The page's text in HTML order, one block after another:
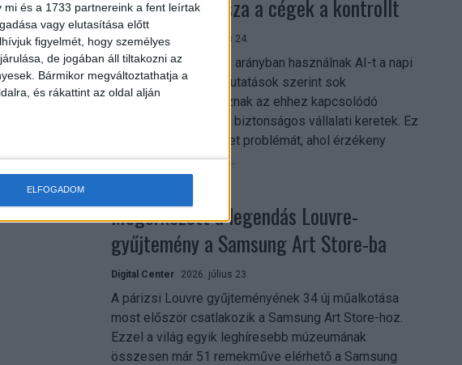
és a 1733 partnereink a fent leírtak
vagy elutasítása előtt
figyelmét, hogy személyes
de jogában áll tiltakozni az
Bármikor megváltoztathatja a
és rákattint az oldal alján
ELFOGADOM
szerezhetik vissza a cégek a kontrollt
Digital Center 2026. július 24.
A munkavállalók nagy arányban használnak AI-t a napi
munkában, ám friss kutatások szerint sok
szervezetnél hiányoznak az ehhez kapcsolódó
világos irányelvek és biztonságos vállalati keretek. Ez
különösen ott jelenthet problémát, ahol érzékeny
üzleti információkkal...
Megérkezett a legendás Louvre-
gyűjtemény a Samsung Art Store-ba
Digital Center 2026. július 23.
A párizsi Louvre gyűjteményének 34 új műalkotása
most először csatlakozik a Samsung Art Store-hoz.
Ezzel a világ egyik leghíresebb múzeumának
összesen már 51 remekműve elérhető a Samsung